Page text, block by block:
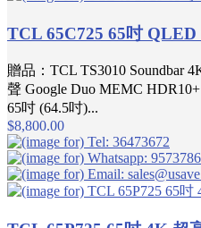
TCL 65C725 65吋
贈品：TCL TS3010 Soundbar
聲 Google Duo MEMC
65吋 (64.5吋)...
$8,800.00